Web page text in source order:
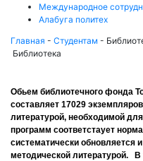
Международное
Алабуга политех
Главная - Студентам -
Библиотека
Обьем библиотечного фонда
составляет 17029
литературой, необходимой
программ соответстаует
систематически обновляется
методической литературой.